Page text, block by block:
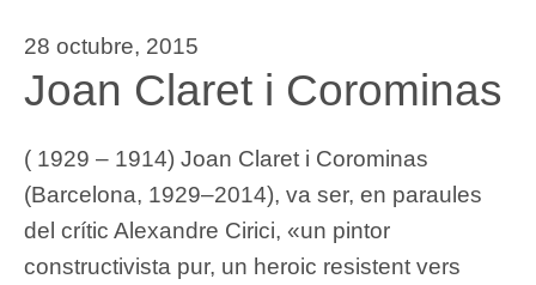
28 octubre, 2015
Joan Claret i Corominas
( 1929 – 1914) Joan Claret i Corominas
(Barcelona, 1929–2014), va ser, en paraules
del crític Alexandre Cirici, «un pintor
constructivista pur, un heroic resistent vers